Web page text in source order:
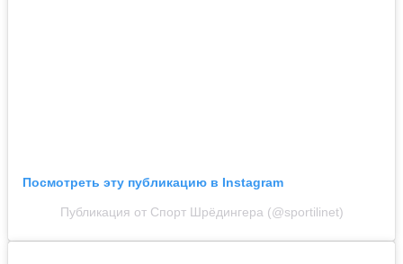
Посмотреть эту публикацию в Instagram
Публикация от Спорт Шрёдингера (@sportilinet)